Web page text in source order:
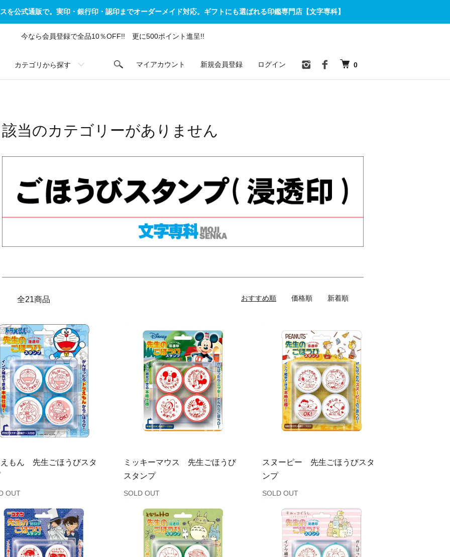
を公式通販で。実印・銀行印・認印までオーダーメイド対応。ギフトにも選ばれる印鑑専門店【文字専科】
今なら会員登録で全品10％OFF!! 更に500ポイント進呈!!
カテゴリから探す マイアカウント 新規会員登録 ログイン 0
該当のカテゴリーがありません
全21商品 おすすめ順 価格順 新着順
えもん 先生ごほうびスタ
OUT
ミッキーマウス 先生ごほうび
スタンプ
SOLD OUT
スヌーピー 先生ごほうびスタ
ンプ
SOLD OUT